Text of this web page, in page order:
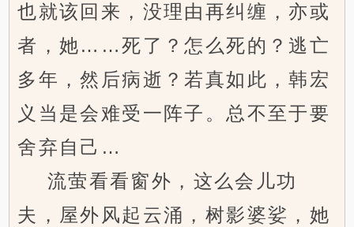
也就该回来，没理由再纠缠，亦或
者，她……死了？怎么死的？逃亡
多年，然后病逝？若真如此，韩宏
义当是会难受一阵子。总不至于要
舍弃自己…
流萤看看窗外，这么会儿功
夫，屋外风起云涌，树影婆娑，她